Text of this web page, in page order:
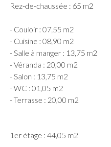
Rez-de-chaussée : 65 m2
- Couloir : 07,55 m2
- Cuisine : 08,90 m2
- Salle à manger : 13,75 m2
- Véranda : 20,00 m2
- Salon : 13,75 m2
- WC : 01,05 m2
- Terrasse : 20,00 m2
1er étage : 44,05 m2